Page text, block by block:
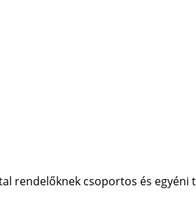
rendelőknek csoportos és